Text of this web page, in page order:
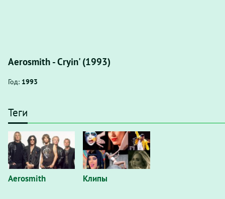
Aerosmith - Cryin' (1993)
Год: 1993
Теги
Aerosmith Клипы